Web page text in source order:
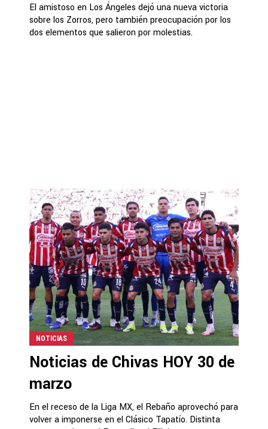
El amistoso en Los Ángeles dejó una nueva victoria
sobre los Zorros, pero también preocupación por los
dos elementos que salieron por molestias.
NOTICIAS
Noticias de Chivas HOY 30 de
marzo
En el receso de la Liga MX, el Rebaño aprovechó para
volver a imponerse en el Clásico Tapatío. Distinta